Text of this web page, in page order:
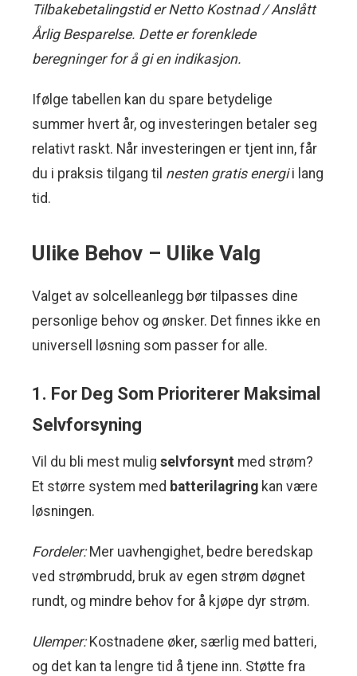
Tilbakebetalingstid er Netto Kostnad / Anslått
Årlig Besparelse. Dette er forenklede
beregninger for å gi en indikasjon.
Ifølge tabellen kan du spare betydelige
summer hvert år, og investeringen betaler seg
relativt raskt. Når investeringen er tjent inn, får
du i praksis tilgang til nesten gratis energii lang
tid.
Ulike Behov – Ulike Valg
Valget av solcelleanlegg bør tilpasses dine
personlige behov og ønsker. Det finnes ikke en
universell løsning som passer for alle.
1. For Deg Som Prioriterer Maksimal
Selvforsyning
Vil du bli mest mulig selvforsynt med strøm?
Et større system med batterilagring kan være
løsningen.
Fordeler:Mer uavhengighet, bedre beredskap
ved strømbrudd, bruk av egen strøm døgnet
rundt, og mindre behov for å kjøpe dyr strøm.
Ulemper:Kostnadene øker, særlig med batteri,
og det kan ta lengre tid å tjene inn. Støtte fra